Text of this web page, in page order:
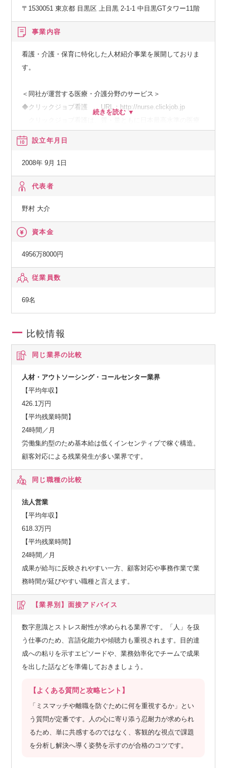
・顧客とのやり取りは、主に電話、LINE、メールを利用して
・求人数に強みがあり、ご紹介者の8割以上は既存の取引先で
す。
きます。自由な営業活動を好む方にはぴったりの環境です。
〒1530051 東京都 目黒区 上目黒 2-1-1 中目黒GTタワー11階
事業内容
看護・介護・保育に特化した人材紹介事業を展開しておりま
す。
＜同社が運営する医療・介護分野のサービス＞
◆クリックジョブ看護 URL：http://nurse.clickjob.jp
業界初の新サービス『クリックだけで面接予約』を立ち上
げ、これまでにないスピーディーな転職活動を実現。
クリックジョブ介護は、介護職に特化した人材紹介サービ
◆クリックジョブ保育 https://hoiku.clickjob.jp/
全国の保育園や幼稚園の正社員、契約社員、パートなど、
幅広い求人情報がございます。理想の保育の仕事が見つかる
まで、手厚くサポートいたします。
設立年月日
2008年 9月 1日
代表者
野村 大介
資本金
4956万8000円
従業員数
69名
比較情報
同じ業界の比較
人材・アウトソーシング・コールセンター業界
【平均年収】
426.1万円
【平均残業時間】
24時間／月
労働集約型のため基本給は低くインセンティブで稼ぐ構造。
顧客対応による残業発生が多い業界です。
同じ職種の比較
法人営業
【平均年収】
618.3万円
【平均残業時間】
24時間／月
成果が給与に反映されやすい一方、顧客対応や事務作業で業
務時間が延びやすい職種と言えます。
【業界別】 面接アドバイス
数字意識とストレス耐性が求められる業界です。「人」を扱
う仕事のため、言語化能力や傾聴力も重視されます。目的達
成への粘りを示すエピソードや、業務効率化でチームで成果
を出した話などを準備しておきましょう。
【よくある質問と攻略ヒント】
「ミスマッチや離職を防ぐために何を重視するか」とい
う質問が定番です。人の心に寄り添う忍耐力が求められ
るため、単に共感するのではなく、客観的な視点で課題
を分析し解決へ導く姿勢を示すのが合格のコツです。